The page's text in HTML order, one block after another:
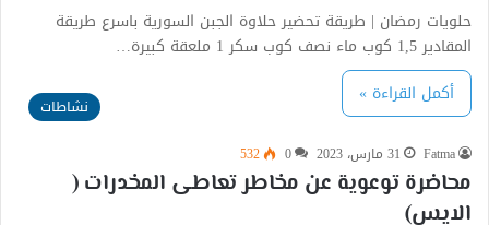
حلويات رمضان | طريقة تحضير حلاوة الجبن السورية باسرع طريقة
المقادير 1,5 كوب ماء نصف كوب سكر 1 ملعقة كبيرة…
أكمل القراءة »
نشاطات
Fatma 31 مارس، 2023 0
532
محاضرة توعوية عن مخاطر تعاطى المخدرات (
الايس)